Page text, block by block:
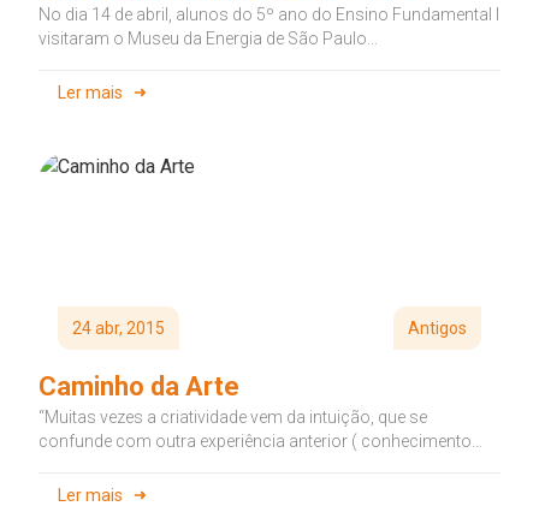
No dia 14 de abril, alunos do 5º ano do Ensino Fundamental I
visitaram o Museu da Energia de São Paulo...
Ler mais
24 abr, 2015 Antigos
Caminho da Arte
“Muitas vezes a criatividade vem da intuição, que se
confunde com outra experiência anterior ( conhecimento
Ler mais